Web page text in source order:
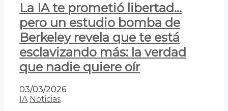
La IA te prometió libertad…
pero un estudio bomba de
Berkeley revela que te está
esclavizando más: la verdad
que nadie quiere oír
03/03/2026
IA Noticias